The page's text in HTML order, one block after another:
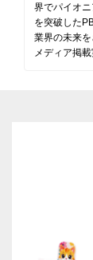
界でパイオ
を突破した
業界の未来を
メディア掲載